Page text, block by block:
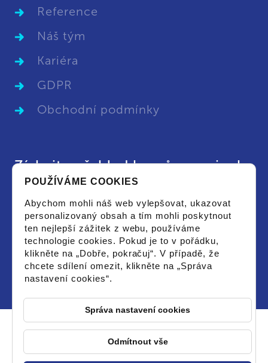
Reference
Náš tým
Kariéra
GDPR
Obchodní podmínky
Získejte přehled kurzů a novinek
či novinkami a souhlasím se zpracováním
osobních údajů pro tyto účely.
© 2026 PCstorm - Všechna práva vyhrazena
POUŽÍVÁME COOKIES
Abychom mohli náš web vylepšovat, ukazovat
personalizovaný obsah a tím mohli poskytnout
ten nejlepší zážitek z webu, používáme
technologie cookies. Pokud je to v pořádku,
klikněte na „Dobře, pokračuj“. V případě, že
chcete sdílení omezit, klikněte na „Správa
nastavení cookies“.
Správa nastavení cookies
Odmítnout vše